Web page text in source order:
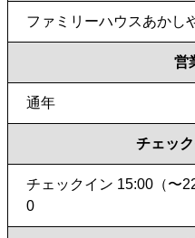
ファミリーハウスあかし
営
通年
チェッ
チェックイン 15:00（〜
0